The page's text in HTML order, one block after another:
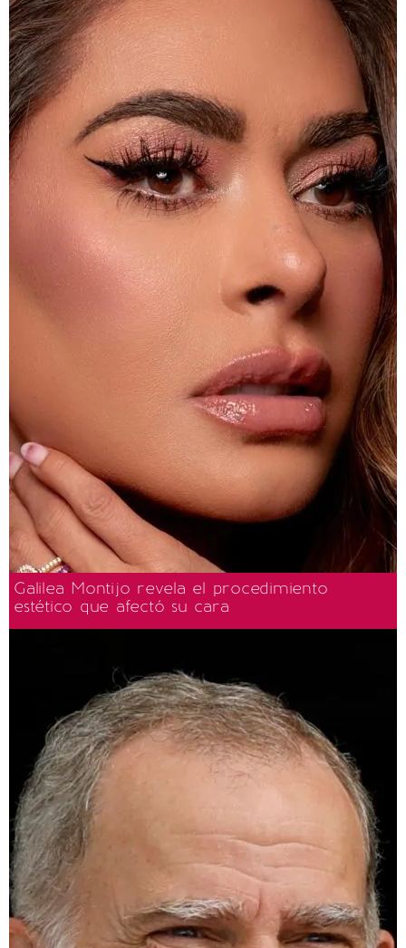
Galilea Montijo revela el procedimiento
estético que afectó su cara